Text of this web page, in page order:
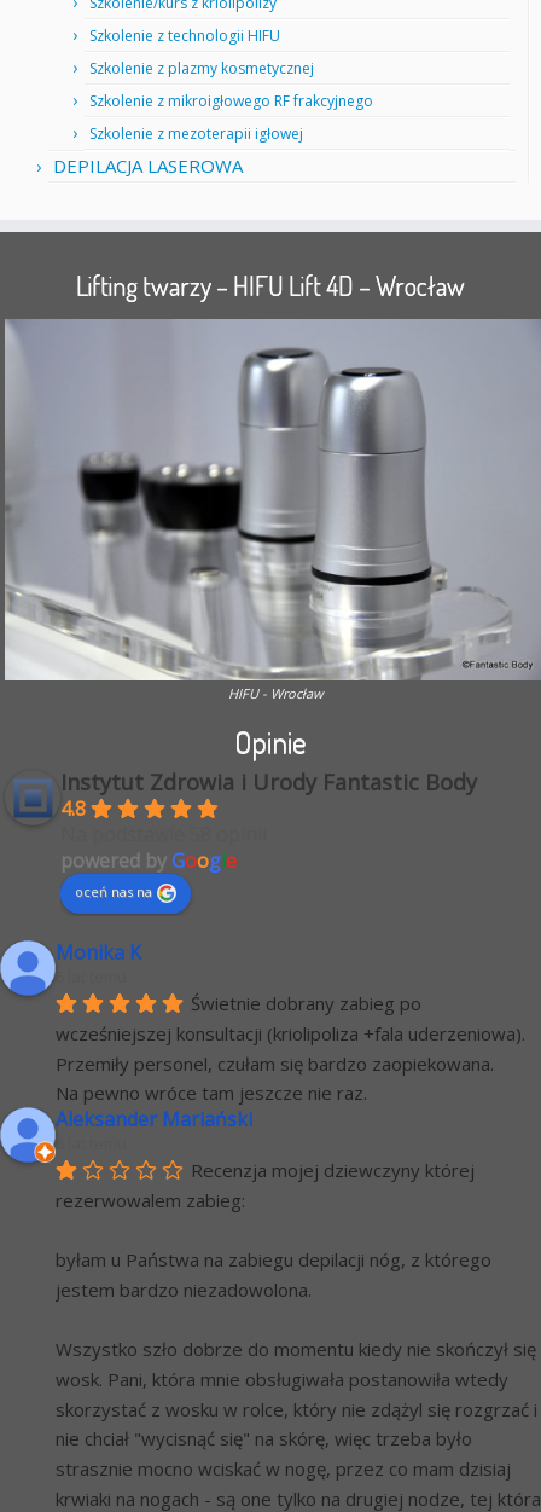
Szkolenie z technologii HIFU
Szkolenie z plazmy kosmetycznej
Szkolenie z mikroigłowego RF frakcyjnego
Szkolenie z mezoterapii igłowej
DEPILACJA LASEROWA
Lifting twarzy – HIFU Lift 4D – Wrocław
HIFU - Wrocław
Opinie
Instytut Zdrowia i Urody Fantastic Body
4.8
powered byGoogle
oceń nas na
Monika K
Świetnie dobrany zabieg po
wcześniejszej konsultacji (kriolipoliza +fala uderzeniowa).
Przemiły personel, czułam się bardzo zaopiekowana.
Na pewno wróce tam jeszcze nie raz.
Aleksander Mariański
Recenzja mojej dziewczyny której
rezerwowalem zabieg:
byłam u Państwa na zabiegu depilacji nóg, z którego
jestem bardzo niezadowolona.
Wszystko szło dobrze do momentu kiedy nie skończył się
wosk. Pani, która mnie obsługiwała postanowiła wtedy
skorzystać z wosku w rolce, który nie zdążyl się rozgrzać i
nie chciał "wycisnąć się" na skórę, więc trzeba było
strasznie mocno wciskać w nogę, przez co mam dzisiaj
krwiaki na nogach - są one tylko na drugiej nodze, tej która